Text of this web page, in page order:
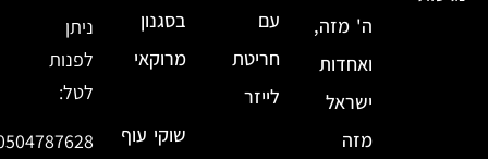
ה' מזה,
ואחדות
ישראל
מזה
עם
חריטת
לייזר
בסגנון
מרוקאי
שוקי עוף
ניתן
לפנות
לטל: